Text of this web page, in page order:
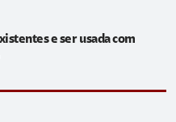
e ser usada com